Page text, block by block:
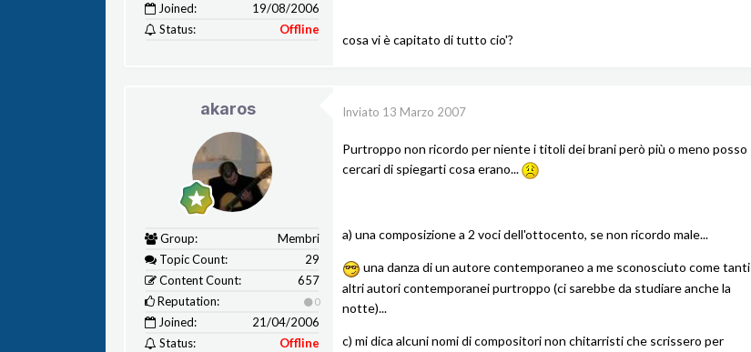
Joined:
19/08/2006
Status:
Offline
cosa vi è capitato di tutto cio'?
akaros
Group:
Membri
Topic Count:
29
Content Count:
657
Reputation:
0
Joined:
21/04/2006
Status:
Offline
Inviato 13 Marzo 2007
Purtroppo non ricordo per niente i titoli dei brani però più o meno posso
cercari di spiegarti cosa erano...
a) una composizione a 2 voci dell'ottocento, se non ricordo male...
una danza di un autore contemporaneo a me sconosciuto come tanti
altri autori contemporanei purtroppo (ci sarebbe da studiare anche la
notte)...
c) mi dica alcuni nomi di compositori non chitarristi che scrissero per